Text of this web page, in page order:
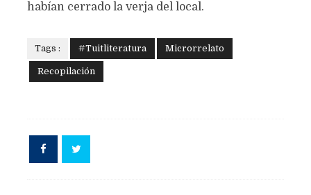
habían cerrado la verja del local.
Tags : #Tuitliteratura Microrrelato
Recopilación